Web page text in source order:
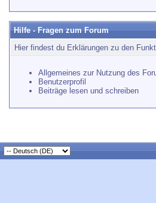
Hilfe - Fragen zum Forum
Hier findest du Erklärungen zu den
Allgemeines zur Nutzung des
Benutzerprofil
Beiträge lesen und schreiben